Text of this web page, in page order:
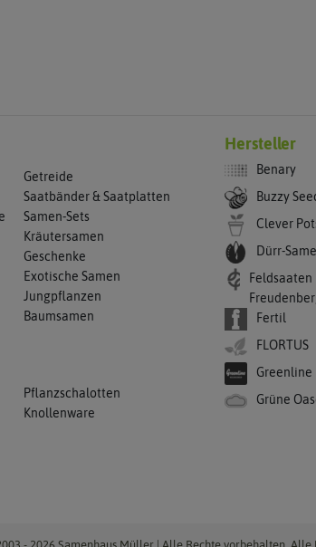
Getreide
Saatbänder & Saatplatten
Samen-Sets
Kräutersamen
Geschenke
Exotische Samen
Jungpflanzen
Baumsamen
Pflanzschalotten
Knollenware
Hersteller
Benary
Buzzy
Clever
Dürr-
Feldsaaten
Fertil
FLORTUS
Greenline
Grüne